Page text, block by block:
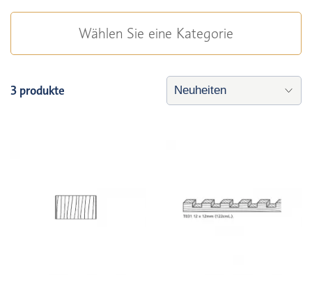
Wählen Sie eine Kategorie
3 produkte